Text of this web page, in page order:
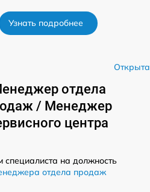
Узнать подробнее
Открыта
отдела
/ Менеджер
центра
специалиста на должность
отдела продаж